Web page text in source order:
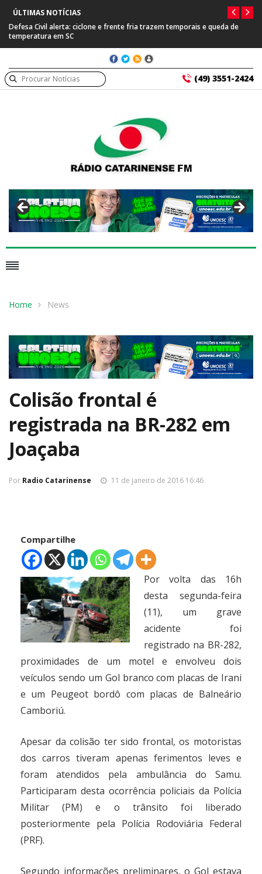
ÚLTIMAS NOTÍCIAS
Defesa Civil alerta: ciclone e frente fria trazem temporais e queda de
temperatura em SC
(49) 3551-2424
Home News
Colisão frontal é
registrada na BR-282 em
Joaçaba
Por Radio Catarinense 11 de janeiro de 2016 16:46
Compartilhe
Por volta das 16h
desta segunda-feira
(11), um grave
acidente foi
registrado na BR-282,
proximidades de um motel e envolveu dois
veículos sendo um Gol branco com placas de Irani
e um Peugeot bordô com placas de Balneário
Camboriú.
Apesar da colisão ter sido frontal, os motoristas
dos carros tiveram apenas ferimentos leves e
foram atendidos pela ambulância do Samu.
Participaram desta ocorrência policiais da Polícia
Militar (PM) e o trânsito foi liberado
posteriormente pela Polícia Rodoviária Federal
(PRF).
Segundo informações preliminares, o Gol estava